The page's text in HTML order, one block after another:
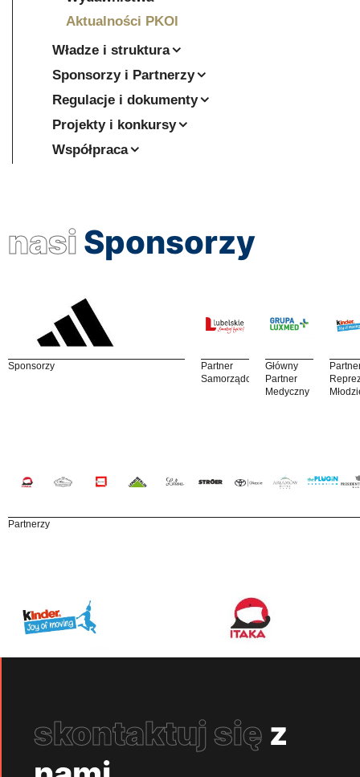
Aktualności PKOl
Władze i struktura
Sponsorzy i Partnerzy
Regulacje i dokumenty
Projekty i konkursy
Współpraca
nasi Sponsorzy
Sponsorzy
Partner
Samorządowy
Główny
Partner
Medyczny
Partnerzy
skontaktuj się z